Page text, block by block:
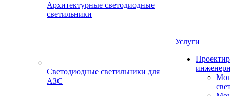
Архитектурные светодиодные
светильники
Светодиодные светильники для
АЗС
Услуги